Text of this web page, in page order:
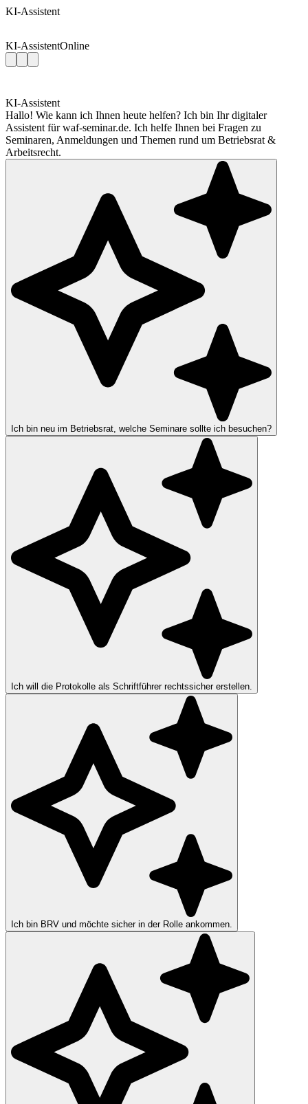
KI-Assistent
KI-AssistentOnline
KI-Assistent
Hallo! Wie kann ich Ihnen heute helfen? Ich bin Ihr digitaler
Assistent für waf-seminar.de. Ich helfe Ihnen bei Fragen zu
Seminaren, Anmeldungen und Themen rund um Betriebsrat &
Arbeitsrecht.
Ich bin neu im Betriebsrat, welche Seminare sollte ich besuchen?
Ich will die Protokolle als Schriftführer rechtssicher erstellen.
Ich bin BRV und möchte sicher in der Rolle ankommen.